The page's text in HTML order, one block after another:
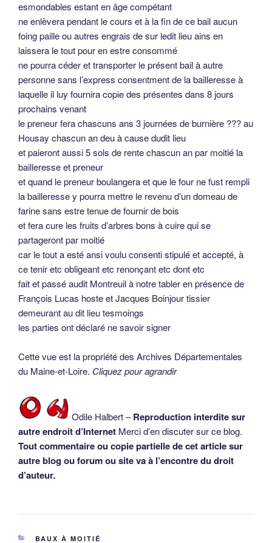
esmondables estant en âge compétant
ne enlèvera pendant le cours et à la fin de ce bail aucun
foing paille ou autres engrais de sur ledit lieu ains en
laissera le tout pour en estre consommé
ne pourra céder et transporter le présent bail à autre
personne sans l’express consentment de la bailleresse à
laquelle il luy fournira copie des présentes dans 8 jours
prochains venant
le preneur fera chascuns ans 3 journées de burnière ??? au
Housay chascun an deu à cause dudit lieu
et paieront aussi 5 sols de rente chascun an par moitié la
bailleresse et preneur
et quand le preneur boulangera et que le four ne fust rempli
la bailleresse y pourra mettre le revenu d’un domeau de
farine sans estre tenue de fournir de bois
et fera cure les fruits d’arbres bons à cuire qui se
partageront par moitié
car le tout a esté ansi voulu consenti stipulé et accepté, à
ce tenir etc obligeant etc renonçant etc dont etc
fait et passé audit Montreuil à notre tabler en présence de
François Lucas hoste et Jacques Boinjour tissier
demeurant au dit lieu tesmoings
les parties ont déclaré ne savoir signer
Cette vue est la propriété des Archives Départementales
du Maine-et-Loire. Cliquez pour agrandir
Odile Halbert –Reproduction interdite sur
autre endroit d’Internet Merci d’en discuter sur ce blog.
Tout commentaire ou copie partielle de cet article sur
autre blog ou forum ou site va à l’encontre du droit
d’auteur.
CATÉGORIES
BAUX À MOITIÉ